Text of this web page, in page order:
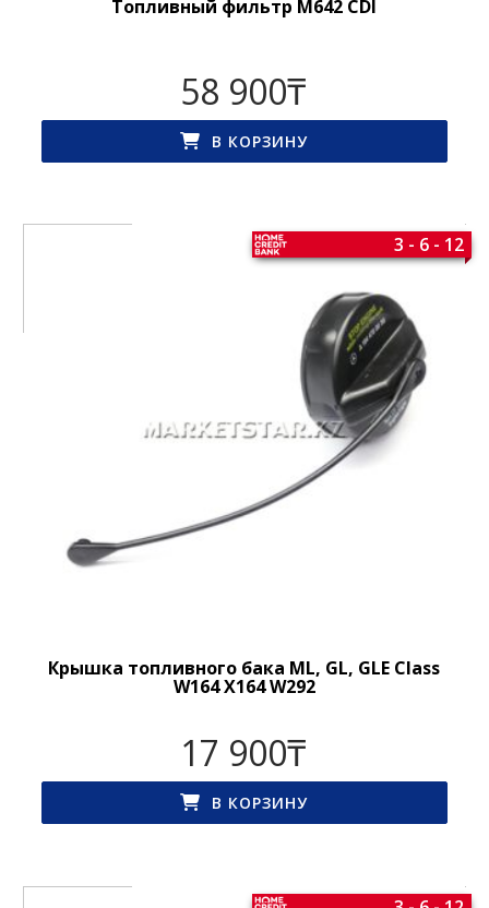
Топливный фильтр M642 CDI
58 900₸
В КОРЗИНУ
Крышка топливного бака ML, GL, GLE Class
W164 X164 W292
3 - 6 - 12
17 900₸
В КОРЗИНУ